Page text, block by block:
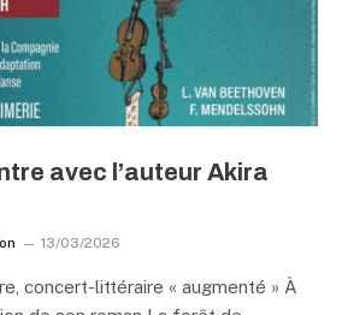
avec l’auteur Akira
13/03/2026
concert-littéraire « augmenté » À